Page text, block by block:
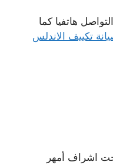
هاتفيا كما
تكييف الاندلس
اشراف أمهر